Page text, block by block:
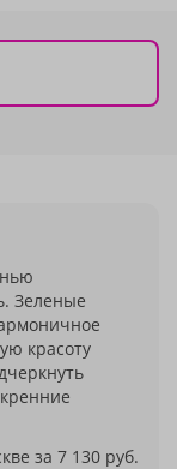
Зеленые
красоту
за 7 130 руб.